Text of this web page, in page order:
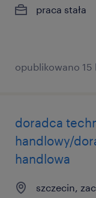
praca stała
opublikowano 15
doradca
handlowy/
handlowa
szczecin,